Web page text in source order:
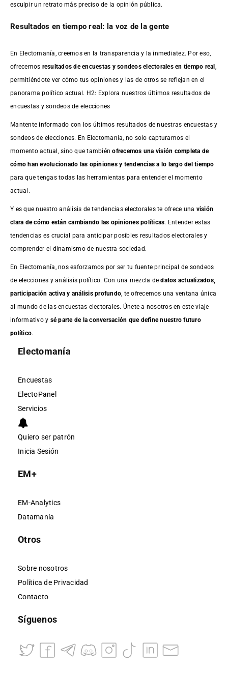
esculpir un retrato más preciso de la opinión pública.
Resultados en tiempo real: la voz de la gente
En Electomanía, creemos en la transparencia y la inmediatez. Por eso,
ofrecemos resultados deencuestas y sondeos electorales en tiempo real
permitiéndote ver cómo tus opiniones y las de otros se reflejan en el
panorama político actual. H2: Explora nuestros últimos resultados de
encuestas y sondeos de elecciones
Mantente informado con los últimos resultados de nuestras encuestasy
sondeos de elecciones. En Electomania, no solo capturamos el
momento actual, sino que tambiénofrecemos una visión completa de
cómo han evolucionado las opiniones y tendencias a lo largo del tiempo
para que tengas todas las herramientas para entender el momento
actual.
Y es que nuestro análisis de tendencias electorales te ofrece una visión
clara de cómo están cambiando las opiniones políticas. Entender estas
tendencias es crucial para anticipar posibles resultados electorales y
comprender el dinamismo de nuestra sociedad.
En Electomanía, nos esforzamos por ser tu fuente principal de sondeos
de elecciones y análisis político. Con una mezcla dedatos actualizados,
participación activa y análisis profundo , te ofrecemos una ventana única
al mundo de las encuestas electorales. Únete a nosotros en este viaje
informativo y sé parte de la conversación que define nuestro futuro
político.
Electomanía
Encuestas
ElectoPanel
Servicios
Quiero ser patrón
Inicia Sesión
EM+
EM-Analytics
Datamanía
Otros
Sobre nosotros
Política de Privacidad
Contacto
Síguenos